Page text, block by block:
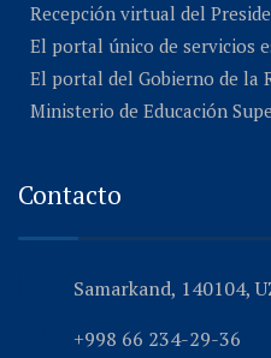
Recepción virtual del
El portal único de servicios
El portal del Gobierno de la
Ministerio de Educación
Contacto
Samarkand, 140104,
+998 66 234-29-36